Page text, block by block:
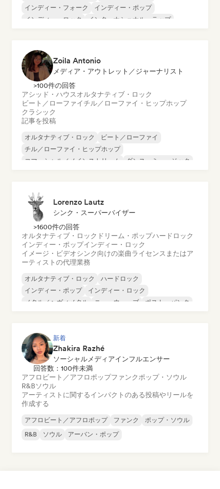
インディー・フォーク
インディー・ポップ
インディー・ロック
インターナショナル・ラップ
Zoila Antonio
メディア・アウトレット／ジャーナリスト
>100件の回答
アシッド・ハウスオルタナティブ・ロック
ビート／ローファイチル／ローファイ・ヒップホップ
クラシック
記事を投稿
オルタナティブ・ロック
ビート／ローファイ
チル／ローファイ・ヒップホップ
コマーシャル／メインストリーム
ダンス・ミュージック
Lorenzo Lautz
シンク・スーパーバイザー
>1600件の回答
オルタナティブ・ロック ドリーム・ポップハードロック
インディー・ポップインディー・ロック
イメージ・ビデオシンク向けの楽曲ライセンスまたはア
ーティストの代理業務
オルタナティブ・ロック
ハードロック
インディー・ポップ
インディー・ロック
メタル／ヘヴィメタル
ニューウェーブ
ポスト・パンク
新着
Zhakira Razhé
ソーシャルメディアインフルエンサー
回答数：100件未満
アフロビート／アフロポップファンクポップ・ソウル
R&Bソウル
アーティストに関するインパクトのある投稿やリールを
作成する
アフロビート／アフロポップ ファンク
ポップ・ソウル
R&B
ソウル アーバン・ポップ